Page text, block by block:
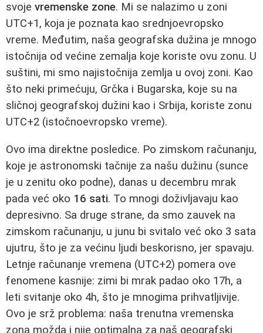
svoje vremenske zone. Mi se nalazimo u zoni
UTC+1, koja je poznata kao srednjoevropsko
vreme. Međutim, naša geografska dužina je mnogo
istočnija od većine zemalja koje koriste ovu zonu. U
suštini, mi smo najistočnija zemlja u ovoj zoni. Kao
što neki primećuju, Grčka i Bugarska, koje su na
sličnoj geografskoj dužini kao i Srbija, koriste zonu
UTC+2 (istočnoevropsko vreme).
Ovo ima direktne posledice. Po zimskom računanju,
koje je astronomski tačnije za našu dužinu (sunce
je u zenitu oko podne), danas u decembru mrak
pada već oko 16 sati. To mnogi doživljavaju kao
depresivno. Sa druge strane, da smo zauvek na
zimskom računanju, u junu bi svitalo već oko 3 sata
ujutru, što je za većinu ljudi beskorisno, jer spavaju.
Letnje računanje vremena (UTC+2) pomera ove
fenomene kasnije: zimi bi mrak padao oko 17h, a
leti svitanje oko 4h, što je mnogima prihvatljivije.
Ovo je srž problema: naša trenutna vremenska
zona možda i nije optimalna za naš geografski